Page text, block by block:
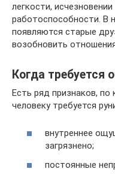
легкости,
работоспособности. В
появляются старые
возобновить
Когда требуется
Есть ряд признаков,
человеку требуется
внутреннее
загрязнено;
постоянные